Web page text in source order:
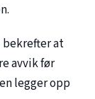
bekrefter at
avvik før
legger opp